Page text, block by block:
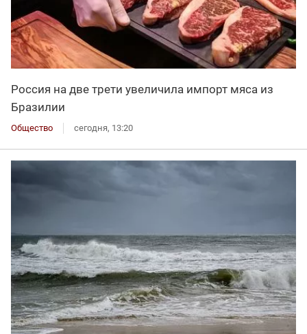
Россия на две трети увеличила импорт мяса из
Бразилии
Общество сегодня, 13:20